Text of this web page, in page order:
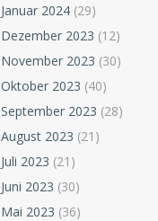
Januar 2024 (29)
Dezember 2023 (12)
November 2023 (30)
Oktober 2023 (40)
September 2023 (28)
August 2023 (21)
Juli 2023 (21)
Juni 2023 (30)
Mai 2023 (36)